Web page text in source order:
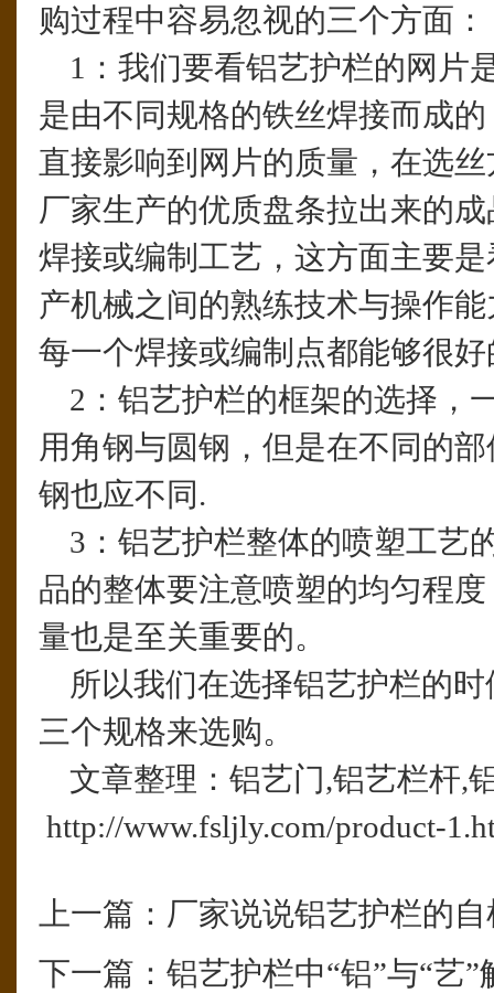
购过程中容易忽视的三个方面：
1：我们要看铝艺护栏的网片
是由不同规格的铁丝焊接而成
直接影响到网片的质量，在选
厂家生产的优质盘条拉出来的
焊接或编制工艺，这方面主要
产机械之间的熟练技术与操作
每一个焊接或编制点都能够很
2：铝艺护栏的框架的选择，
用角钢与圆钢，但是在不同的
钢也应不同.
3：铝艺护栏整体的喷塑工艺
品的整体要注意喷塑的均匀程
量也是至关重要的。
所以我们在选择铝艺护栏的时
三个规格来选购。
文章整理：铝艺门,铝艺栏杆,
http://www.fsljly.com/product-
上一篇： 厂家说说铝艺护栏的
下一篇： 铝艺护栏中“铝”与“艺”